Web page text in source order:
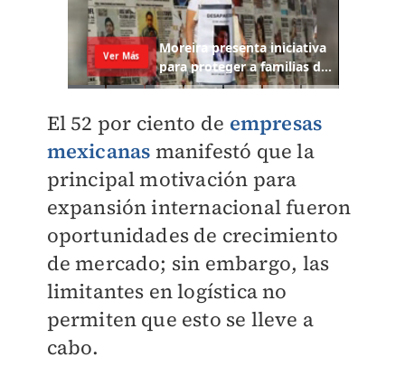
El 52 por ciento de empresas
mexicanas manifestó que la
principal motivación para
expansión internacional fueron
oportunidades de crecimiento
de mercado; sin embargo, las
limitantes en logística no
permiten que esto se lleve a
cabo.